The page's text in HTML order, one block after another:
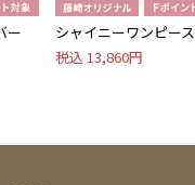
ー
シャイニーワンピース
税込 13,860円